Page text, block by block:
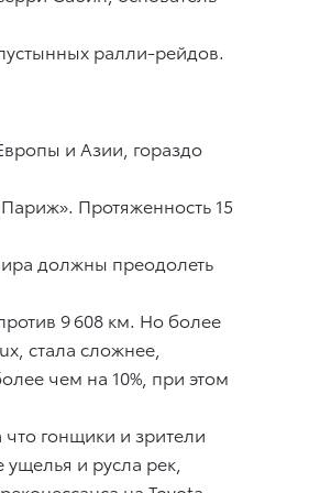
ралли-рейдов.
и Азии, гораздо
Протяженность 15
должны преодолеть
9 608 км. Но более
стала сложнее,
чем на 10%, при этом
что гонщики и зрители
и русла рек,